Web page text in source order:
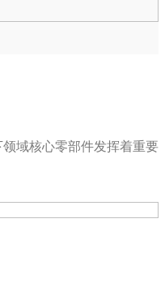
域核心零部件发挥着重要